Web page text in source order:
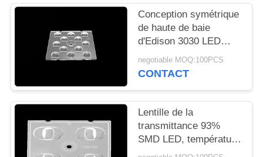
POLITIQUE
MATIÈRE
Conception symétrique
de haute de baie
d'Edison 3030 LED
lentille d'appareils
d'éclairage pour
negotiable MOQ:100PCS
CONTACT
Lentille de la
transmittance 93%
SMD LED, température
de fonctionnement